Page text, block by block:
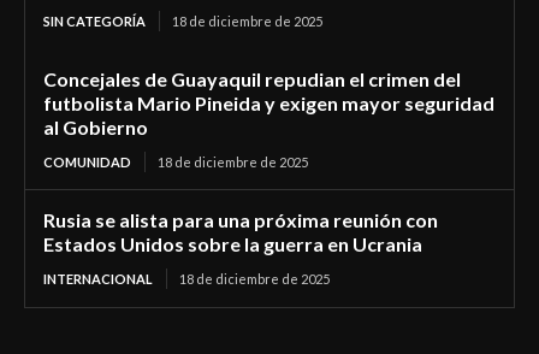
SIN CATEGORÍA 18 de diciembre de 2025
Concejales de Guayaquil repudian el crimen del
futbolista Mario Pineida y exigen mayor seguridad
al Gobierno
COMUNIDAD 18 de diciembre de 2025
Rusia se alista para una próxima reunión con
Estados Unidos sobre la guerra en Ucrania
INTERNACIONAL 18 de diciembre de 2025